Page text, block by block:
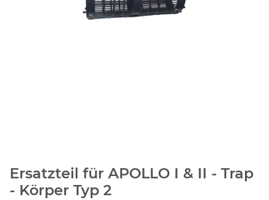
Ersatzteil für APOLLO I & II - Trap
- Körper Typ 2